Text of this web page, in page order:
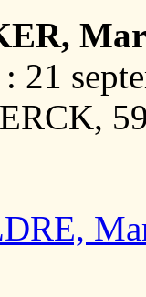
21